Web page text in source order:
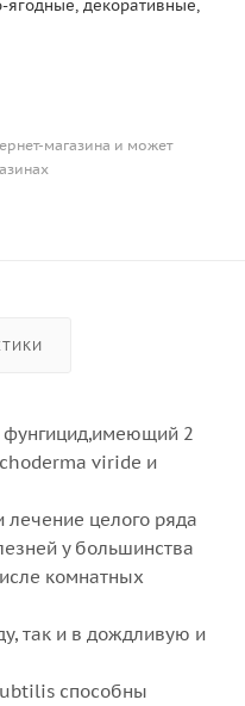
декоративные,
магазина и может
фунгицид,имеющий 2
viride и
лечение целого ряда
у большинства
комнатных
так и в дождливую и
способны